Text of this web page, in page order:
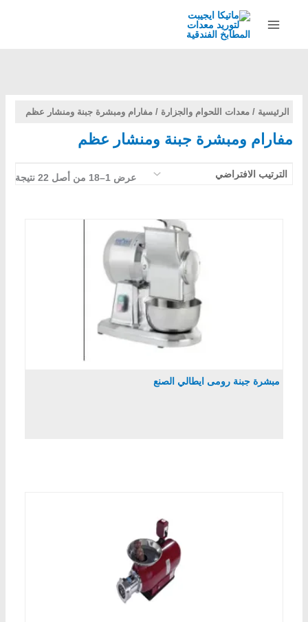
الرئيسية / معدات اللحوام والجزارة / مفارام ومبشرة جبنة ومنشار عظم
مفارام ومبشرة جبنة ومنشار عظم
عرض 1–18 من أصل 22 نتيجة
مبشرة جبنة رومى ايطالي الصنع